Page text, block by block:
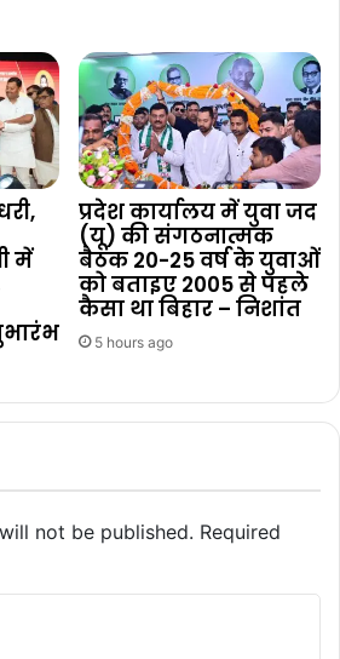
में
प्रदेश कार्यालय में युवा जद
(यू) की संगठनात्मक
बैठक 20-25 वर्ष के युवाओं
को बताइए 2005 से पहले
कैसा था बिहार – निशांत
5 hours ago
not be published. Required